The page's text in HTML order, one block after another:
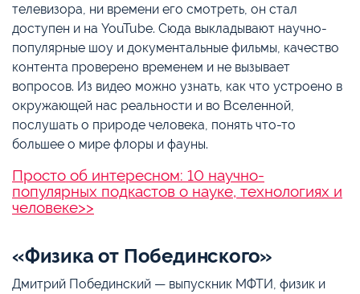
телевизора, ни времени его смотреть, он стал
доступен и на YouTube. Сюда выкладывают научно-
популярные шоу и документальные фильмы, качество
контента проверено временем и не вызывает
вопросов. Из видео можно узнать, как что устроено в
окружающей нас реальности и во Вселенной,
послушать о природе человека, понять что-то
большее о мире флоры и фауны.
Просто об интересном: 10 научно-
популярных подкастов о науке, технологиях и
человеке>>
«Физика от Побединского»
Дмитрий Побединский — выпускник МФТИ, физик и